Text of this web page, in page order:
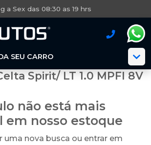
a Sex das 08:30 as 19 hrs
SEU CARRO
Spirit/ LT 1.0 MPFI 8V
não está mais
em nosso estoque
uma nova busca ou entrar em